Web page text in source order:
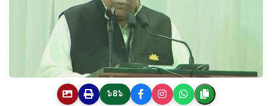
১৪১